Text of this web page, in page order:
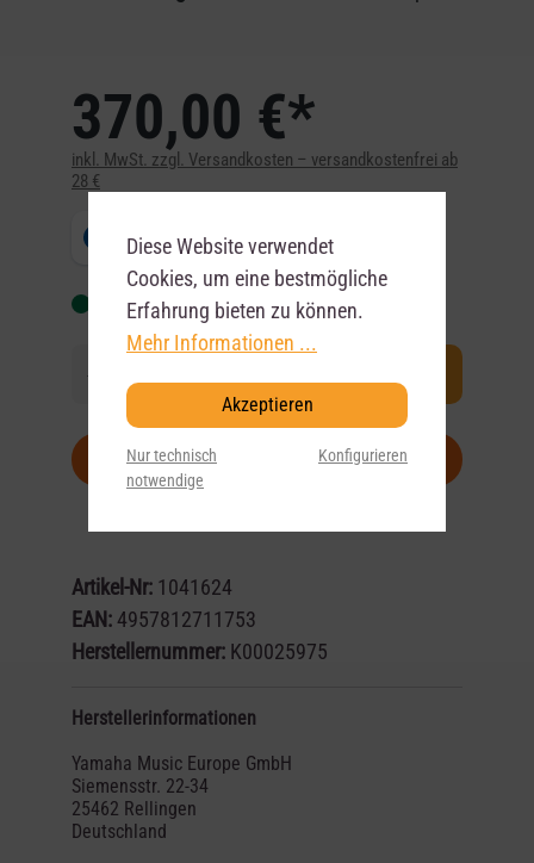
370,00 €*
inkl. MwSt. zzgl. Versandkosten – versandkostenfrei ab
28 €
Auf Lager, ca. 1-3 Werktage
Artikel-Nr: 1041624
EAN:4957812711753
Herstellernummer: K00025975
Herstellerinformationen
Yamaha Music Europe GmbH
Siemensstr. 22-34
25462 Rellingen
Deutschland
Diese Website verwendet
Cookies, um eine bestmögliche
Erfahrung bieten zu können.
Mehr Informationen ...
Akzeptieren
Nur technisch
notwendige
Konfigurieren